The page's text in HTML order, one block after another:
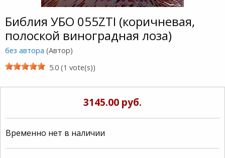
Библия УБО 055ZTI (коричневая,
полоской виноградная лоза)
без автора (Автор)
5.0 (1 vote(s))
3145.00 руб.
Временно нет в наличии